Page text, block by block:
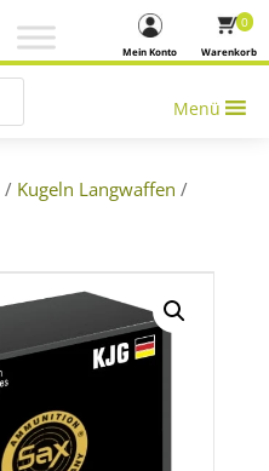
Warenkorb
0
Mein Konto
Menü
/ Kugeln Langwaffen /